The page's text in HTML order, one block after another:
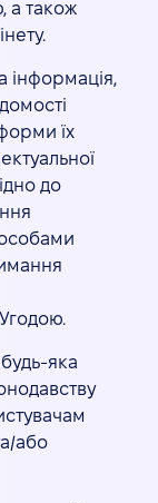
а також
інформація,
їх
до
яка
або